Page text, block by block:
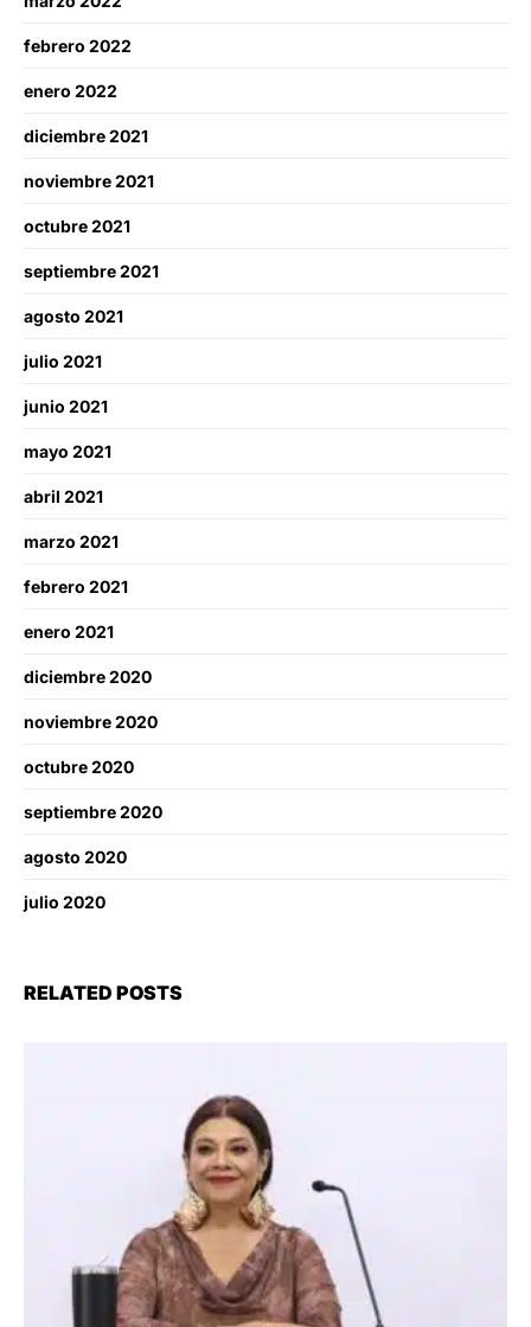
febrero 2022
enero 2022
diciembre 2021
noviembre 2021
octubre 2021
septiembre 2021
agosto 2021
julio 2021
junio 2021
mayo 2021
abril 2021
marzo 2021
febrero 2021
enero 2021
diciembre 2020
noviembre 2020
octubre 2020
septiembre 2020
agosto 2020
julio 2020
RELATED POSTS